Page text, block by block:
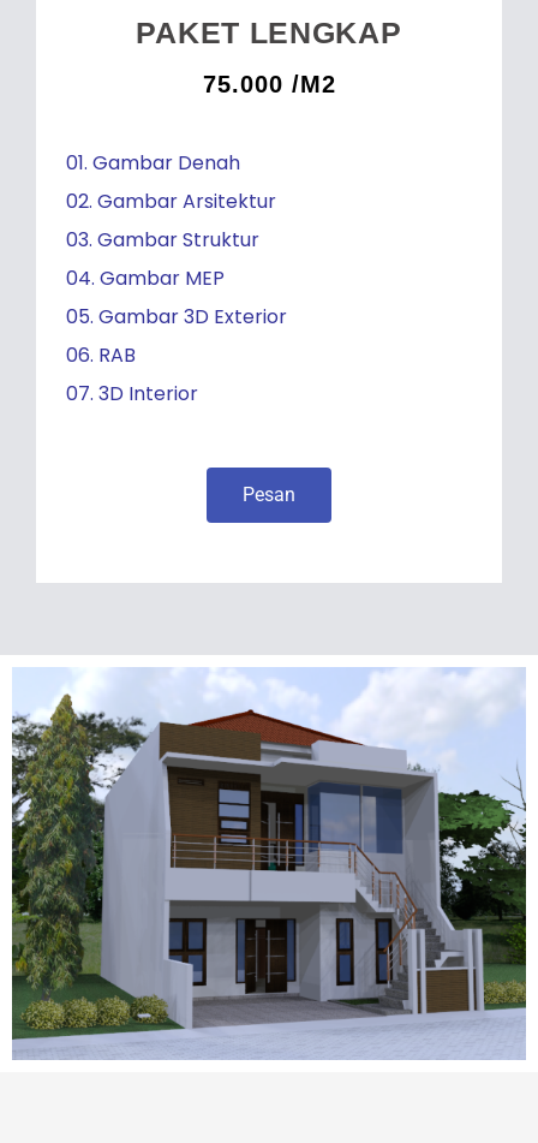
PAKET LENGKAP
75.000 /M2
01. Gambar Denah
02. Gambar Arsitektur
03. Gambar Struktur
04. Gambar MEP
05. Gambar 3D Exterior
06. RAB
07. 3D Interior
Pesan